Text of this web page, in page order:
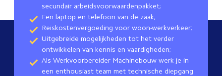
secundair arbeidsvoorwaardenpakket;
Een laptop en telefoon van de zaak;
Reiskostenvergoeding voor woon-werkverkeer;
Uitgebreide mogelijkheden tot het verder
ontwikkelen van kennis en vaardigheden;
Als Werkvoorbereider Machinebouw werk je in
een enthousiast team met technische diepgang